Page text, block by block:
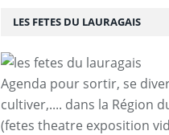
LES FETES DU LAURAGAIS
Agenda pour sortir, se
cultiver,.... dans la Région
(fetes theatre exposition